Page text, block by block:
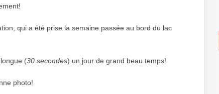
qui a été prise la semaine passée au bord du lac
(30 secondes) un jour de grand beau temps!
photo!